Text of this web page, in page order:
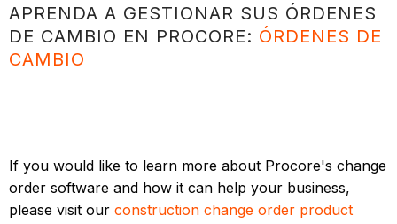
APRENDA A GESTIONAR SUS ÓRDENES
DE CAMBIO EN PROCORE: ÓRDENES DE
CAMBIO
If you would like to learn more about Procore's change
order software and how it can help your business,
please visit ourconstruction change order product